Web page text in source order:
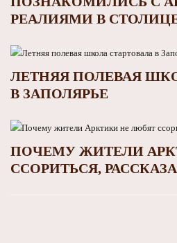
РЕАЛИЯМИ В
ЛЕТНЯЯ ПОЛЕВАЯ
В ЗАПОЛЯРЬЕ
ПОЧЕМУ ЖИТЕЛИ
ССОРИТЬСЯ,